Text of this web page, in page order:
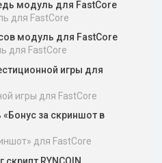
модуль для FastCore
для FastCore
модуль для FastCore
для FastCore
игры для
игры для FastCore
за скриншот в
для FastCore
скрипт RYNCOIN